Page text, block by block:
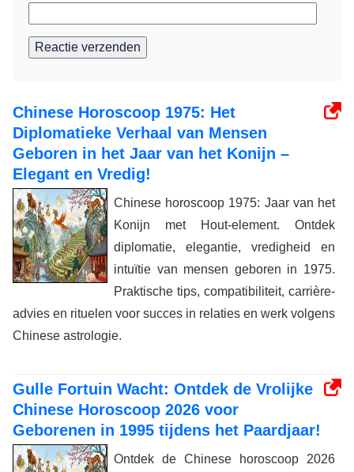
Reactie verzenden
Chinese Horoscoop 1975: Het
Diplomatieke Verhaal van Mensen
Geboren in het Jaar van het Konijn –
Elegant en Vredig!
Chinese horoscoop 1975: Jaar van het
Konijn met Hout-element. Ontdek
diplomatie, elegantie, vredigheid en
intuïtie van mensen geboren in 1975.
Praktische tips, compatibiliteit, carrière-
advies en rituelen voor succes in relaties en werk volgens
Chinese astrologie.
Gulle Fortuin Wacht: Ontdek de Vrolijke
Chinese Horoscoop 2026 voor
Geborenen in 1995 tijdens het Paardjaar!
Ontdek de Chinese horoscoop 2026